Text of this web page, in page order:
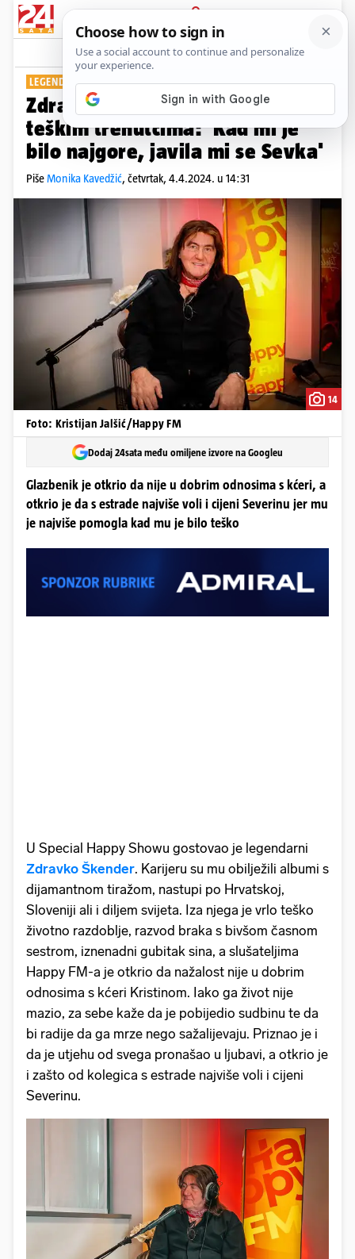
PRIJAVA
Show Komentari
LEGENDARNI GLAZBENIK
Zdravko Škender progovorio o
teškim trenutcima: 'Kad mi je
bilo najgore, javila mi se Sevka'
PišeMonika Kavedžić, četvrtak, 4.4.2024. u 14:31
14
Foto: Kristijan Jalšić/Happy FM
Dodaj 24sata među omiljene izvore na Googleu
Glazbenik je otkrio da nije u dobrim odnosima s kćeri, a
otkrio je da s estrade najviše voli i cijeni Severinu jer mu
je najviše pomogla kad mu je bilo teško
U Special Happy Showu gostovao je legendarni
Zdravko Škender. Karijeru su mu obilježili albumi s
dijamantnom tiražom, nastupi po Hrvatskoj,
Sloveniji ali i diljem svijeta. Iza njega je vrlo teško
životno razdoblje, razvod braka s bivšom časnom
sestrom, iznenadni gubitak sina, a slušateljima
Happy FM-a je otkrio da nažalost nije u dobrim
odnosima s kćeri Kristinom. Iako ga život nije
mazio, za sebe kaže da je pobijedio sudbinu te da
bi radije da ga mrze nego sažalijevaju. Priznao je i
da je utjehu od svega pronašao u ljubavi, a otkrio je
i zašto od kolegica s estrade najviše voli i cijeni
Severinu.